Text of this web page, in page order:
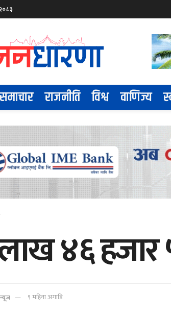
समाचार राजनीति विश्व वाणिज्य
४६ हजार
९ महिना अगाडि